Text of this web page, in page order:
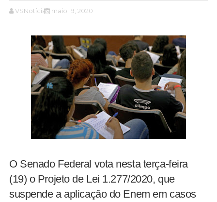
VSNotícias maio 19, 2020
O Senado Federal vota nesta terça-feira
(19) o Projeto de Lei 1.277/2020, que
suspende a aplicação do Enem em casos